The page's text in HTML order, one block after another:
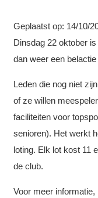
Geplaatst op: 14/10/
Dinsdag 22 oktober
dan weer een
Leden die nog niet
of ze willen
faciliteiten voor
senioren). Het werkt
loting. Elk lot kost 11
de club.
Voor meer informatie,